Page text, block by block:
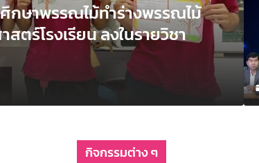
กษาพรรณไม้ทำร่างพรรณไม้
ร์โรงเรียน ลงในรายวิชา
กิจกรรมต่าง ๆ